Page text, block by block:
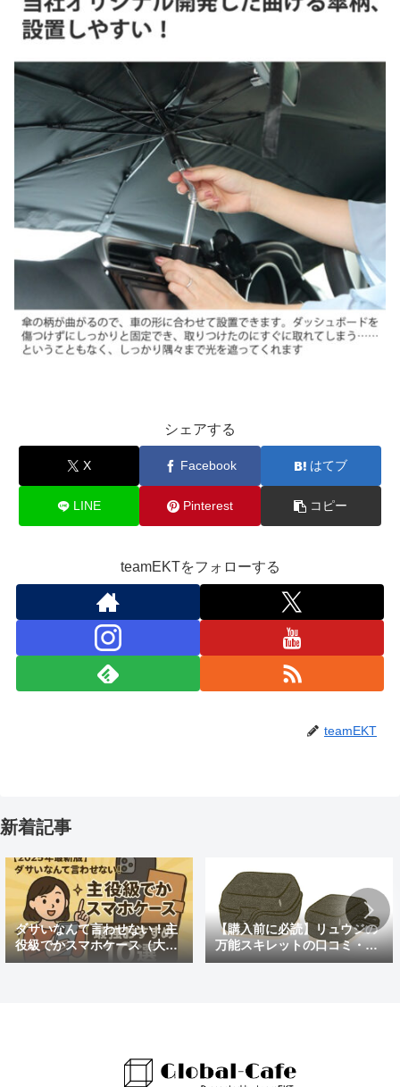
シェアする
X Facebook はてブ
LINE Pinterest コピー
teamEKTをフォローする
teamEKT
新着記事
ダサいなんて言わせない！主
役級でかスマホケース（大き
めの）最強おすすめ10選
【購入前に必読】リュウジの
万能スキレットの口コミ・評
判まとめ｜後悔しないための